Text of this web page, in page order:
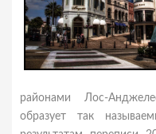
районами Лос-
образует так